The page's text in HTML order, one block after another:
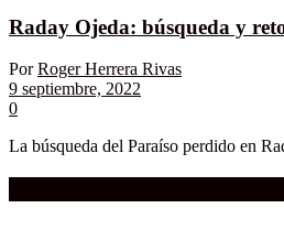
Raday Ojeda: búsqueda y
Por Roger Herrera Rivas
9 septiembre, 2022
0
La búsqueda del Paraíso perdido en